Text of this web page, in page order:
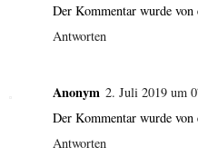
Der Kommentar wurde
Antworten
Anonym 2. Juli 2019 um
Der Kommentar wurde
Antworten